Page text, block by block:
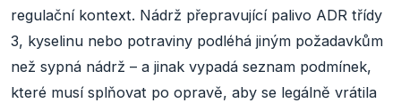
regulační kontext. Nádrž přepravující palivo ADR třídy
3, kyselinu nebo potraviny podléhá jiným požadavkům
než sypná nádrž – a jinak vypadá seznam podmínek,
které musí splňovat po opravě, aby se legálně vrátila